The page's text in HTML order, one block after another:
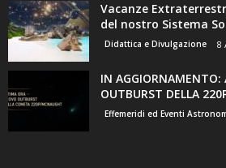
Vacanze
del nostro Sistema
Didattica e Divulgazione 8
IN AGGIORNAMENTO:
OUTBURST DELLA
Effemeridi ed Eventi